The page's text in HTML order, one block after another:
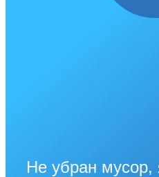
Не убран мусор,